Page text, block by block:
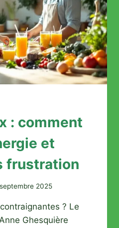
: comment
et
frustration
2025
? Le
Ghesquière